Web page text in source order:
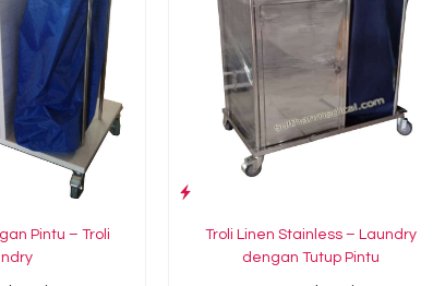
Pintu – Troli
Troli Linen Stainless – Laundry
dengan Tutup Pintu